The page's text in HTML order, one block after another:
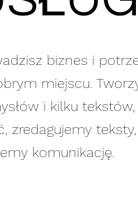
biznes i
miejscu.
i kilku
zredagujemy
komunikację.